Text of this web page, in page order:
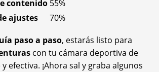
contenido 55%
ajustes
70%
paso a paso, estarás listo para
con tu cámara deportiva de
efectiva. ¡Ahora sal y graba algunos